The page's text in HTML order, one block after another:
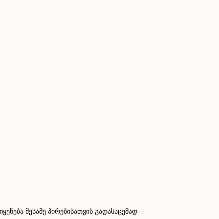
მესამე პირებისათვის გადასაცემად